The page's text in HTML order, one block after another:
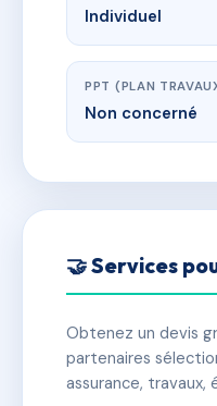
Individuel
PPT (PLAN
Non concerné
🤝 Services
Obtenez un devis
partenaires
assurance, travaux,